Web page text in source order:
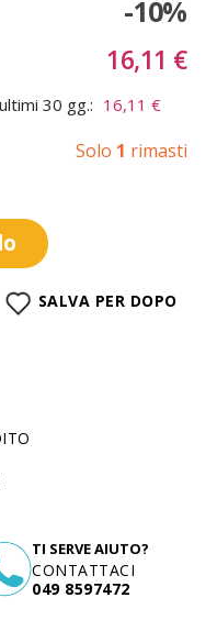
-10%
16,11 €
30 gg.: 16,11 €
Solo 1 rimasti
SALVA PER DOPO
TI SERVE AIUTO?
CONTATTACI
049 8597472